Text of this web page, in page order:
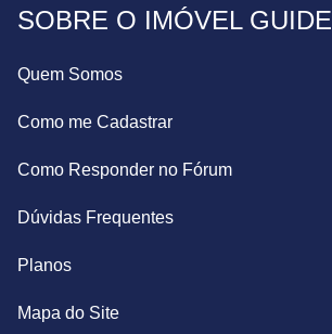
SOBRE O IMÓVEL GUIDE
Quem Somos
Como me Cadastrar
Como Responder no Fórum
Dúvidas Frequentes
Planos
Mapa do Site